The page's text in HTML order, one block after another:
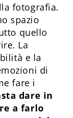
fotografia.
spazio
quello
La
e la
di
fare i
dare in
a farlo